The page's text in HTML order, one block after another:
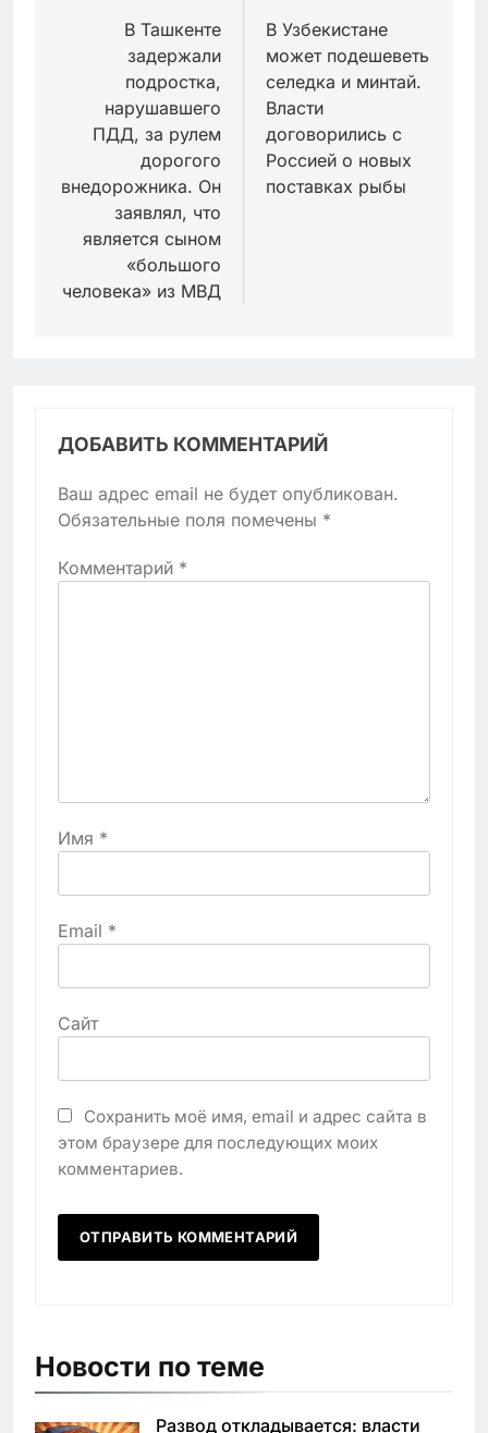
записям
В Ташкенте
задержали
подростка,
нарушавшего
ПДД, за рулем
дорогого
внедорожника. Он
заявлял, что
является сыном
«большого
человека» из МВД
В Узбекистане
может подешеветь
селедка и минтай.
Власти
договорились с
Россией о новых
поставках рыбы
ДОБАВИТЬ КОММЕНТАРИЙ
Ваш адрес email не будет опубликован.
Обязательные поля помечены *
Комментарий *
Имя *
Email *
Сайт
Сохранить моё имя, email и адрес сайта в
этом браузере для последующих моих
комментариев.
Новости по теме
Развод откладывается: власти